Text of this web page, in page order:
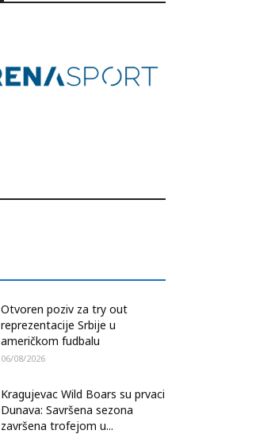
Otvoren poziv za try out
reprezentacije Srbije u
američkom fudbalu
06/08/2026
Kragujevac Wild Boars su prvaci
Dunava: Savršena sezona
završena trofejom u...